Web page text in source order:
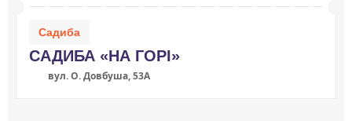
Садиба
САДИБА «НА ГОРІ»
вул. О. Довбуша, 53А